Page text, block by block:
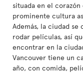
situada en el corazón
prominente cultura
Además, la ciudad
rodar películas, así
encontrar en la
Vancouver tiene un
año, con comida,